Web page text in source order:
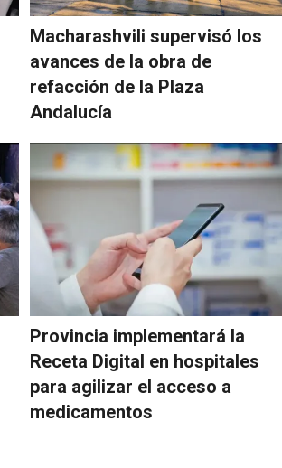
Macharashvili supervisó los
avances de la obra de
refacción de la Plaza
Andalucía
Provincia implementará la
Receta Digital en hospitales
para agilizar el acceso a
medicamentos